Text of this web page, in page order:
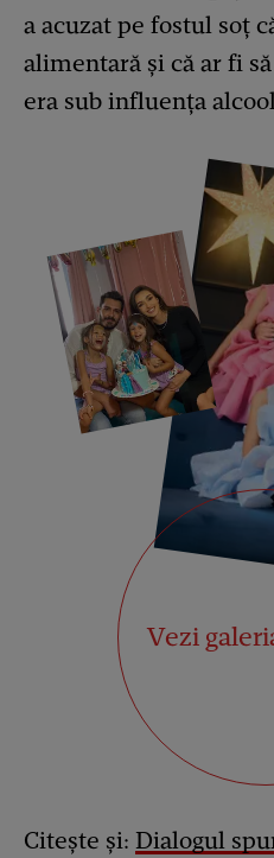
a acuzat pe fostul soț
alimentară și că ar fi
era sub influența
Vezi
Citește și: Dialogul